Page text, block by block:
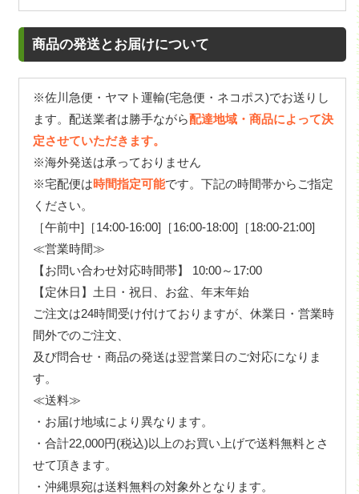
商品の発送とお届けについて
※佐川急便・ヤマト運輸(宅急便・ネコポス)でお送りし
ます。配送業者は勝手ながら配達地域・商品によって決
定させていただきます。
※海外発送は承っておりません
※宅配便は時間指定可能です。下記の時間帯からご指定
ください。
［午前中]［14:00-16:00]［16:00-18:00]［18:00-21:00]
≪営業時間≫
【お問い合わせ対応時間帯】 10:00～17:00
【定休日】土日・祝日、お盆、年末年始
ご注文は24時間受け付けておりますが、休業日・営業時
間外でのご注文、
及び問合せ・商品の発送は翌営業日のご対応になりま
す。
≪送料≫
・お届け地域により異なります。
・合計22,000円(税込)以上のお買い上げで送料無料とさ
せて頂きます。
・沖縄県宛は送料無料の対象外となります。